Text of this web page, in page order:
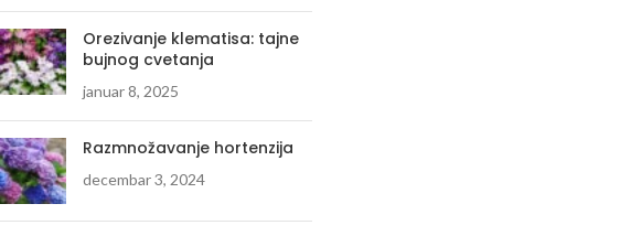
Orezivanje klematisa: tajne
bujnog cvetanja
januar 8, 2025
Razmnožavanje hortenzija
decembar 3, 2024